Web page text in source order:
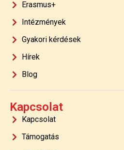
Erasmus+
Intézmények
Gyakori kérdések
Hírek
Blog
Kapcsolat
Kapcsolat
Támogatás